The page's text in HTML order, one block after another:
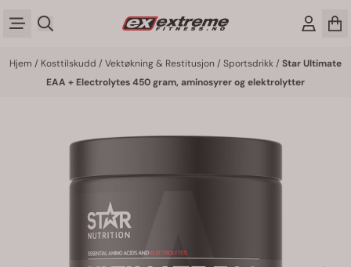
Hopp til innhold
Hjem / Kosttilskudd / Vektøkning & Restitusjon / Sportsdrikk/ Star Ultimate
EAA + Electrolytes 450 gram, aminosyrer og elektrolytter